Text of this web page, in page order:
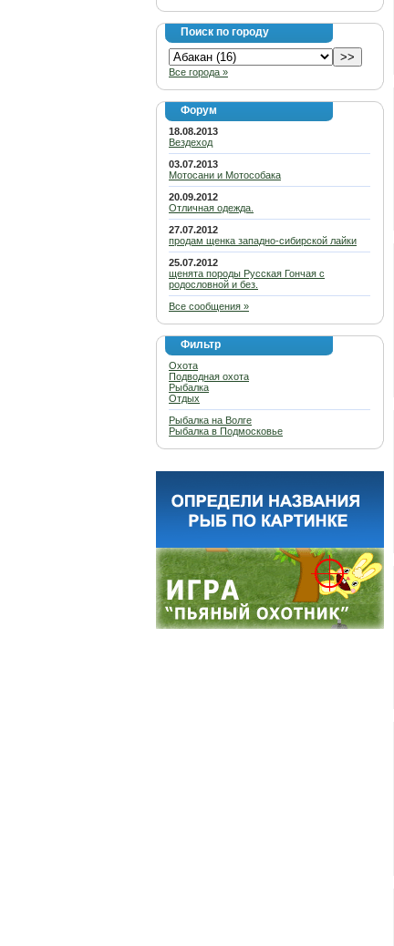
Поиск по городу
Все города »
Форум
18.08.2013
Вездеход
03.07.2013
Мотосани и Мотособака
20.09.2012
Отличная одежда.
27.07.2012
продам щенка западно-сибирской лайки
25.07.2012
щенята породы Русская Гончая с
родословной и без.
Все сообщения »
Фильтр
Охота
Подводная охота
Рыбалка
Отдых
Рыбалка на Волге
Рыбалка в Подмосковье